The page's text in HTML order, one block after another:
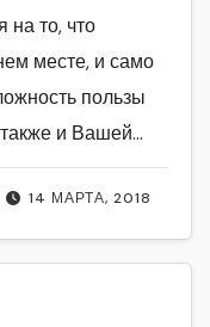
14 МАРТА, 2018
на то, что
месте, и само
пользы
и Вашей…